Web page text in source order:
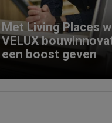
Met Living Places
VELUX
een boost geven